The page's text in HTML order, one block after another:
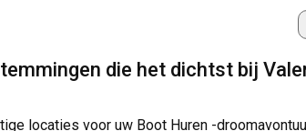
in Valencia ontdekken toeristen zonovergoten
op serene plekken om van de
en bieden talrijke
Zeil met gemoedsrust in de kalme
die het dichtst bij
locaties voor uw Boot Huren -